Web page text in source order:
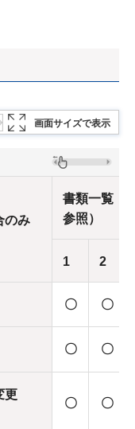
画面サイズで表示
のみ
書類一覧（
参照）
1 2
〇 〇
〇 〇
更
〇 〇